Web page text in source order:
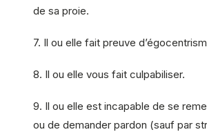
de sa proie.
7. Il ou elle fait preuve
8. Il ou elle vous fait culpabiliser.
9. Il ou elle est incapable de se
ou de demander pardon (sauf par